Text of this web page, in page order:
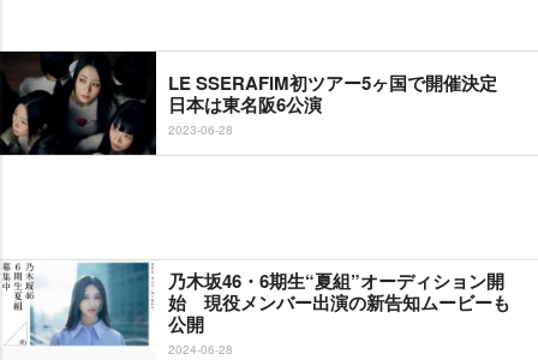
LE SSERAFIM初ツアー5ヶ国で開催決定
日本は東名阪6公演
2023-06-28
乃木坂46・6期生“夏組”オーディション開
始 現役メンバー出演の新告知ムービーも
公開
2024-06-28